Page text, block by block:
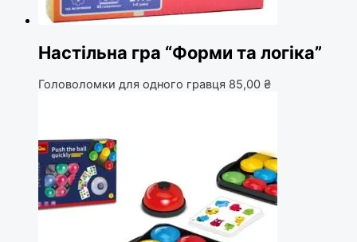
Настільна гра “Форми та логіка”
Головоломки для одного гравця 85,00 ₴